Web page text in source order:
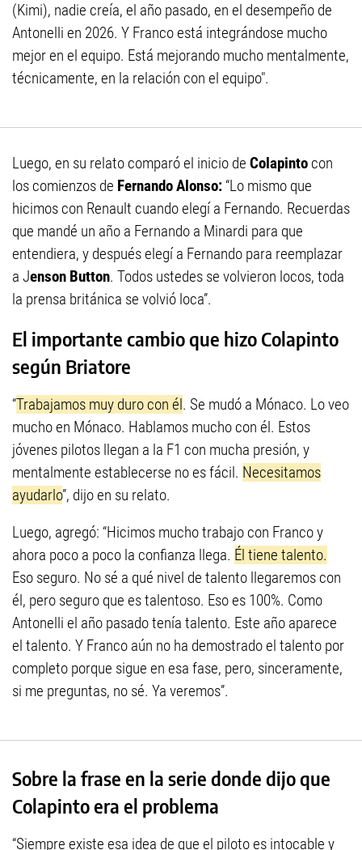
(Kimi), nadie creía, el año pasado, en el desempeño de
Antonelli en 2026. Y Franco está integrándose mucho
mejor en el equipo. Está mejorando mucho mentalmente,
técnicamente, en la relación con el equipo".
Luego, en su relato comparó el inicio de Colapinto con
los comienzos de Fernando Alonso: “Lo mismo que
hicimos con Renault cuando elegí a Fernando. Recuerdas
que mandé un año a Fernando a Minardi para que
entendiera, y después elegí a Fernando para reemplazar
a Jenson Button. Todos ustedes se volvieron locos, toda
la prensa británica se volvió loca”.
El importante cambio que hizo Colapinto
según Briatore
“Trabajamos muy duro con él. Se mudó a Mónaco. Lo veo
mucho en Mónaco. Hablamos mucho con él. Estos
jóvenes pilotos llegan a la F1 con mucha presión, y
mentalmente establecerse no es fácil. Necesitamos
ayudarlo”, dijo en su relato.
Luego, agregó: “Hicimos mucho trabajo con Franco y
ahora poco a poco la confianza llega. Él tiene talento.
Eso seguro. No sé a qué nivel de talento llegaremos con
él, pero seguro que es talentoso. Eso es 100%. Como
Antonelli el año pasado tenía talento. Este año aparece
el talento. Y Franco aún no ha demostrado el talento por
completo porque sigue en esa fase, pero, sinceramente,
si me preguntas, no sé. Ya veremos”.
Sobre la frase en la serie donde dijo que
Colapinto era el problema
“Siempre existe esa idea de que el piloto es intocable y